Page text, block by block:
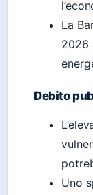
La
2026
Debito
Uno